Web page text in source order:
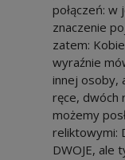
połączeń: w
znaczenie
zatem:
wyraźnie
innej osoby,
ręce, dwóch
możemy
reliktowymi:
DWOJE, ale